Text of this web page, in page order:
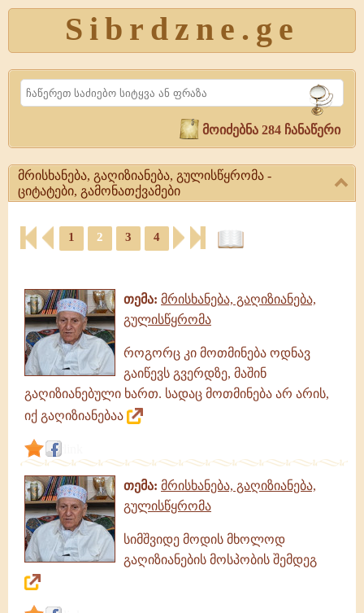
Sibrdzne.ge
Search
მოიძებნა 284 ჩანაწერი
მრისხანება, გაღიზიანება, გულისწყრომა -
ციტატები, გამონათქვამები
გაღიზიანება,
გულისწყრომა
გამონათქვამები
მრისხანება,
გაღიზიანება,
გულისწყრომა
გამონათქვამები
1 2 3 4
თემა: მრისხანება, გაღიზიანება,
გულისწყრომა
როგორც კი მოთმინება ოდნავ
გაიწევს გვერდზე, მაშინ
გაღიზიანებული ხართ. სადაც მოთმინება არ არის,
იქ გაღიზიანებაა
თემა: მრისხანება, გაღიზიანება,
გულისწყრომა
სიმშვიდე მოდის მხოლოდ
გაღიზიანების მოსპობის შემდეგ